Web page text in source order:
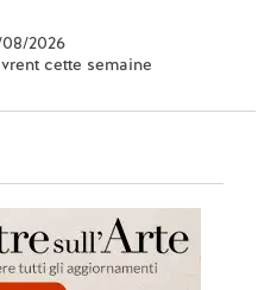
2026
cette semaine